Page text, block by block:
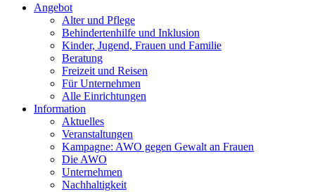
Angebot
Alter und Pflege
Behindertenhilfe und Inklusion
Kinder, Jugend, Frauen und Familie
Beratung
Freizeit und Reisen
Für Unternehmen
Alle Einrichtungen
Information
Aktuelles
Veranstaltungen
Kampagne: AWO gegen Gewalt an Frauen
Die AWO
Unternehmen
Nachhaltigkeit